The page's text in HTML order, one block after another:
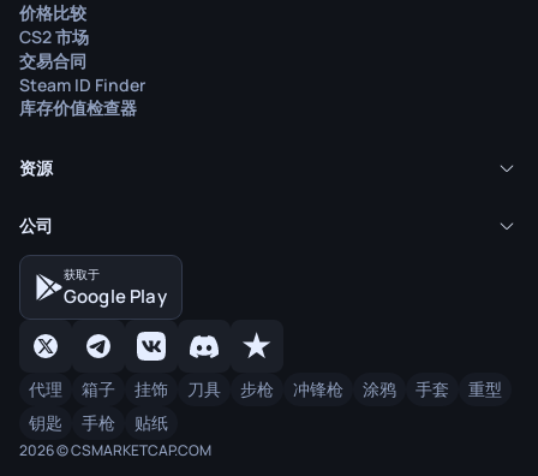
价格比较
CS2 市场
交易合同
Steam ID Finder
库存价值检查器
资源
公司
获取于
Google Play
代理 箱子 挂饰 刀具 步枪 冲锋枪 涂鸦 手套
重型
钥匙
手枪 贴纸
2026 © CSMARKETCAP.COM